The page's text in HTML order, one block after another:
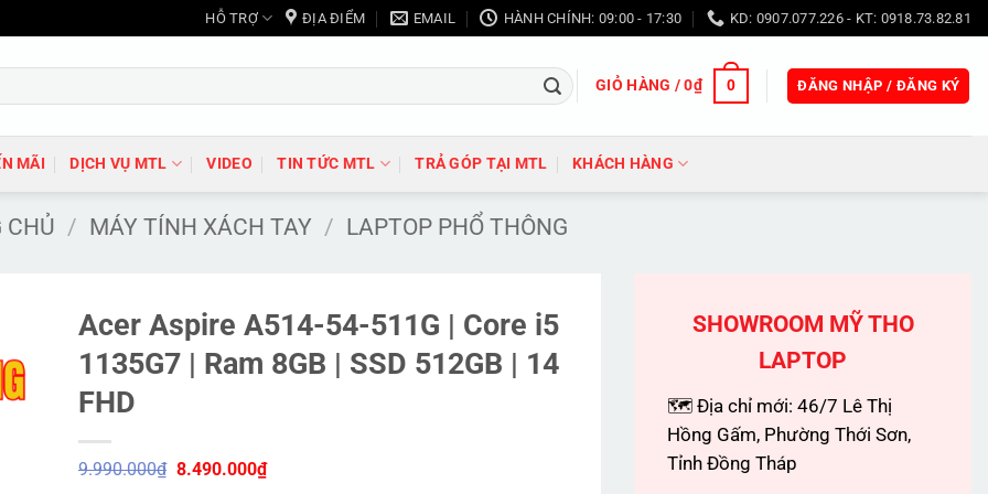
HỖ TRỢ ĐỊA ĐIỂM EMAIL HÀNH CHÍNH: 09:00 - 17:30 KD: 0907.077.226 - KT: 0918.73.82.81
GIỎ HÀNG /0₫ 0 ĐĂNG NHẬP / ĐĂNG KÝ
MÃI DỊCH VỤ MTL VIDEO TIN TỨC MTL TRẢ GÓP TẠI MTL KHÁCH HÀNG
CHỦ / MÁY TÍNH XÁCH TAY / LAPTOP PHỔ THÔNG
Acer Aspire A514-54-511G | Core i5
1135G7 | Ram 8GB | SSD 512GB | 14
FHD
9.990.000₫ Giá
8.490.000₫Giá
hiện
SHOWROOM MỸ THO
LAPTOP
🗺 Địa chỉ mới: 46/7 Lê Thị
Hồng Gấm, Phường Thới Sơn,
Tỉnh Đồng Tháp